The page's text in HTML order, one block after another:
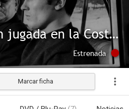
Gran jugada en la Costa Azul
Estrenada
Marcar ficha